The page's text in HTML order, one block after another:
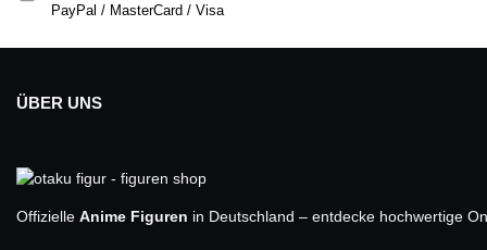
PayPal / MasterCard / Visa
ÜBER UNS
Offizielle Anime Figuren in Deutschland – entdecke hochwertige